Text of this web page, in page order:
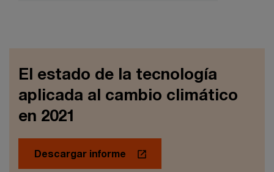
El estado de la tecnología
aplicada al cambio climático
en 2021
Descargar informe